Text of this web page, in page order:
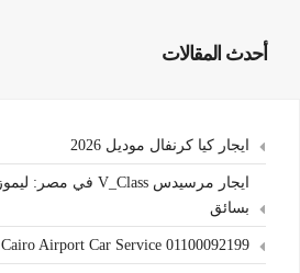
أحدث المقالات
ايجار كيا كرنفال موديل 2026
بسائق
Cairo Airport Car Service 01100092199